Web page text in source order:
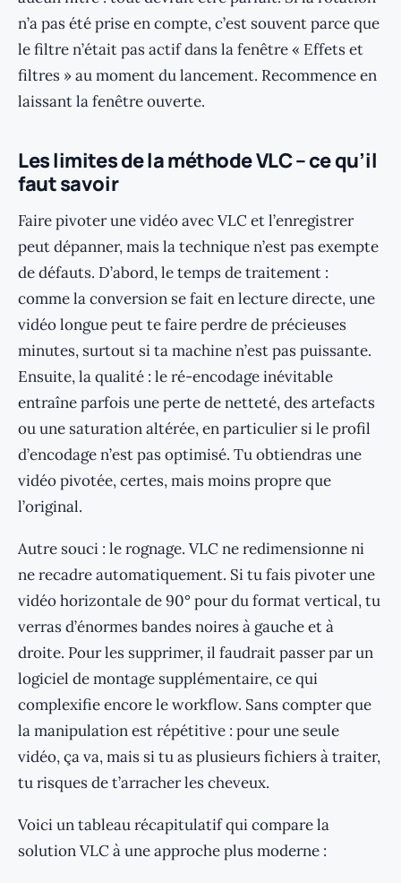
n’a pas été prise en compte, c’est souvent parce que
le filtre n’était pas actif dans la fenêtre « Effets et
filtres » au moment du lancement. Recommence en
laissant la fenêtre ouverte.
Les limites de la méthode VLC – ce qu’il
faut savoir
Faire pivoter une vidéo avec VLC et l’enregistrer
peut dépanner, mais la technique n’est pas exempte
de défauts. D’abord, le temps de traitement :
comme la conversion se fait en lecture directe, une
vidéo longue peut te faire perdre de précieuses
minutes, surtout si ta machine n’est pas puissante.
Ensuite, la qualité : le ré-encodage inévitable
entraîne parfois une perte de netteté, des artefacts
ou une saturation altérée, en particulier si le profil
d’encodage n’est pas optimisé. Tu obtiendras une
vidéo pivotée, certes, mais moins propre que
l’original.
Autre souci : le rognage. VLC ne redimensionne ni
ne recadre automatiquement. Si tu fais pivoter une
vidéo horizontale de 90° pour du format vertical, tu
verras d’énormes bandes noires à gauche et à
droite. Pour les supprimer, il faudrait passer par un
logiciel de montage supplémentaire, ce qui
complexifie encore le workflow. Sans compter que
la manipulation est répétitive : pour une seule
vidéo, ça va, mais si tu as plusieurs fichiers à traiter,
tu risques de t’arracher les cheveux.
Voici un tableau récapitulatif qui compare la
solution VLC à une approche plus moderne :